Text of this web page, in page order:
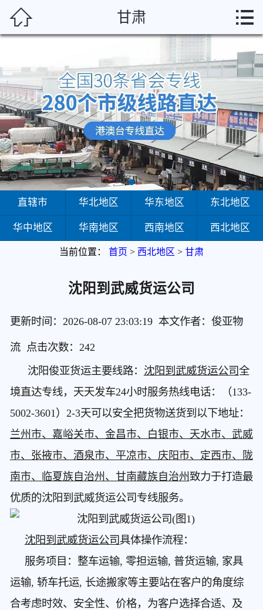
华北地区
华东地区
东北地区
华中地区
华南地区
西南地区
 甘肃 
直辖市 华北地区 华东地区 东北地区
华中地区 华南地区 西南地区 西北地区
当前位置： 首页 > 西北地区 > 甘肃
沈阳到武威货运公司
更新时间：2026-08-07 23:03:19 本文作者：俊亚物
流 点击次数： 242
沈阳俊亚货运主要线路： 沈阳到武威货运公司全
境直达专线，天天发车24小时服务热线电话：（133-
5002-3601）2-3天可以安全把货物送货到以下地址：
兰州市、嘉峪关市、金昌市、白银市、天水市、武威
市、张掖市、酒泉市、平凉市、庆阳市、定西市、陇
南市、临夏族自治州、甘南藏族自治州 致力于打造最
优质的沈阳到武威货运公司专线服务。
沈阳到武威货运公司 具体操作流程：
服务项目：整车运输, 零担运输, 普货运输, 家具
运输, 轿车托运, 长途搬家等主要站在客户的角度综
合考虑时效、安全性、价格，为客户选择合适、及